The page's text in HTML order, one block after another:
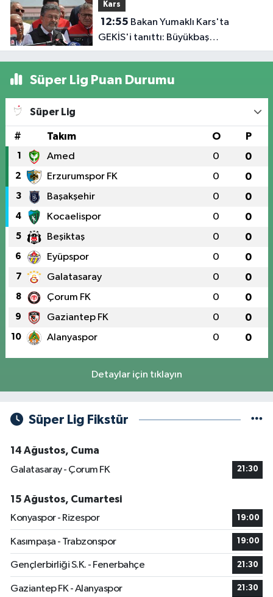
Kars
12:55
GEKİS'i tanıttı: Büyükbaş
hayvancılıkta 'dijital kimlik' dönemi
Süper Lig Puan Durumu
Süper Lig
# Takım O P
1 Amed 0 0
2 Erzurumspor FK 0 0
3 Başakşehir 0 0
4 Kocaelispor 0 0
5 Beşiktaş 0 0
6 Eyüpspor 0 0
7 Galatasaray 0 0
8 Çorum FK 0 0
9 Gaziantep FK 0 0
10 Alanyaspor 0 0
Detaylar için tıklayın
Süper Lig Fikstür
14 Ağustos, Cuma
Galatasaray - Çorum FK
21:30
15 Ağustos, Cumartesi
Konyaspor - Rizespor
19:00
Kasımpaşa - Trabzonspor 19:00
Gençlerbirliği S.K. - Fenerbahçe 21:30
Gaziantep FK - Alanyaspor 21:30